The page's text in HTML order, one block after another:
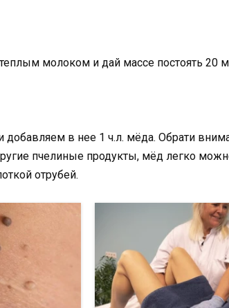
молоком и дай массе постоять 20
в нее 1 ч.л. мёда. Обрати
пчелиные продукты, мёд легко
отрубей.